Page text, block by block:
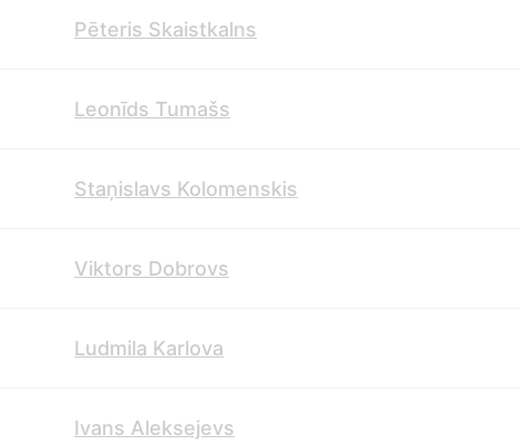
Pēteris Skaistkalns
Leonīds Tumašs
Staņislavs Kolomenskis
Viktors Dobrovs
Ludmila Karlova
Ivans Aleksejevs